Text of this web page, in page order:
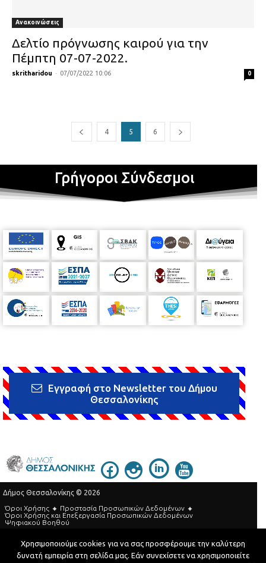
Ανακοινώσεις
Δελτίο πρόγνωσης καιρού για την
Πέμπτη 07-07-2022.
skritharidou - 07/07/2022 10:06 0
4 5 6
Γρήγοροι Σύνδεσμοι
Εγγραφή στο Newsletter του Δήμου
Θεσσαλονίκης
Δήμος Θεσσαλονίκης © 2026
Όροι Χρήσης
Προστασία Προσωπικών Δεδομένων
Όροι Xρήσης και Eπεξεργασία Προσωπικών Δεδομένων
Ψηφιακού Βοηθού
Τηλεφωνικός Κατάλογος
Developed by MyCompany Projects
Χρησιμοποιούμε cookies για να σας προσφέρουμε την καλύτερη
δυνατή εμπειρία στη σελίδα μας. Εάν συνεχίσετε να χρησιμοποιείτε